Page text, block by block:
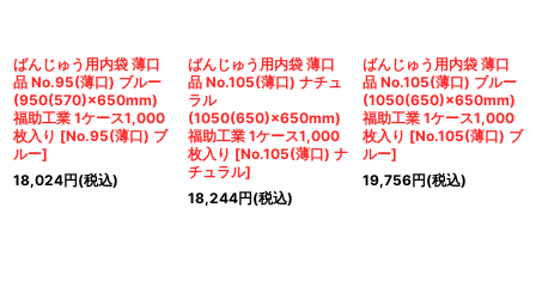
ばんじゅう用内袋 薄口
品 No.95(薄口) ブルー
(950(570)×650mm)
福助工業 1ケース1,000
枚入り [No.95(薄口) ブ
ルー]
18,024円(税込)
ばんじゅう用内袋 薄口
品 No.105(薄口) ナチュ
ラル
(1050(650)×650mm)
福助工業 1ケース1,000
枚入り [No.105(薄口) ナ
チュラル]
18,244円(税込)
ばんじゅう用内袋 薄口
品 No.105(薄口) ブルー
(1050(650)×650mm)
福助工業 1ケース1,000
枚入り [No.105(薄口) ブ
ルー]
19,756円(税込)